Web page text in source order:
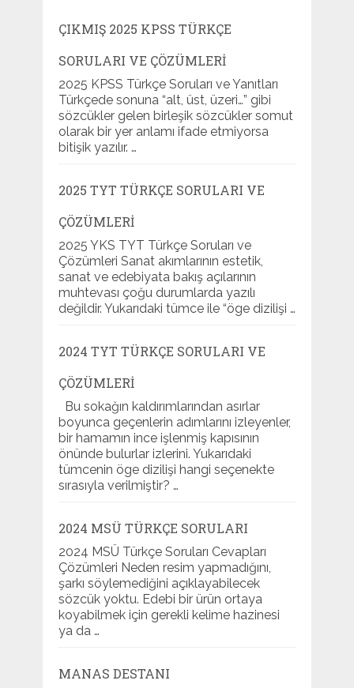
ÇIKMIŞ 2025 KPSS TÜRKÇE
SORULARI VE ÇÖZÜMLERI
2025 KPSS Türkçe Soruları ve Yanıtları
Türkçede sonuna “alt, üst, üzeri…” gibi
sözcükler gelen birleşik sözcükler somut
olarak bir yer anlamı ifade etmiyorsa
bitişik yazılır. …
2025 TYT TÜRKÇE SORULARI VE
ÇÖZÜMLERI
2025 YKS TYT Türkçe Soruları ve
Çözümleri Sanat akımlarının estetik,
sanat ve edebiyata bakış açılarının
muhtevası çoğu durumlarda yazılı
değildir. Yukarıdaki tümce ile “öge dizilişi …
2024 TYT TÜRKÇE SORULARI VE
ÇÖZÜMLERI
Bu sokağın kaldırımlarından asırlar
boyunca geçenlerin adımlarını izleyenler,
bir hamamın ince işlenmiş kapısının
önünde bulurlar izlerini. Yukarıdaki
tümcenin öge dizilişi hangi seçenekte
sırasıyla verilmiştir? …
2024 MSÜ TÜRKÇE SORULARI
2024 MSÜ Türkçe Soruları Cevapları
Çözümleri Neden resim yapmadığını,
şarkı söylemediğini açıklayabilecek
sözcük yoktu. Edebi bir ürün ortaya
koyabilmek için gerekli kelime hazinesi
ya da …
MANAS DESTANI